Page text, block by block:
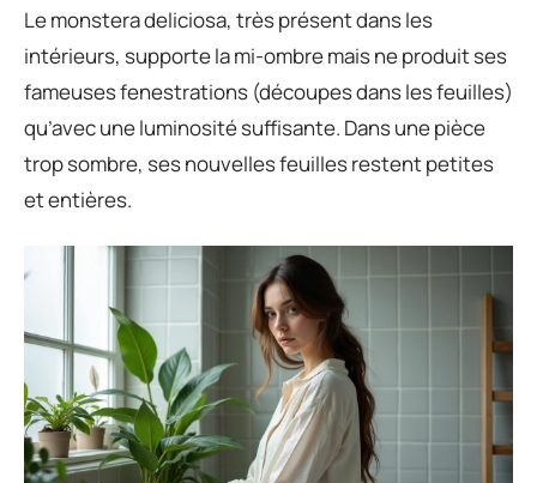
Le monstera deliciosa, très présent dans les
intérieurs, supporte la mi-ombre mais ne produit ses
fameuses fenestrations (découpes dans les feuilles)
qu’avec une luminosité suffisante. Dans une pièce
trop sombre, ses nouvelles feuilles restent petites
et entières.